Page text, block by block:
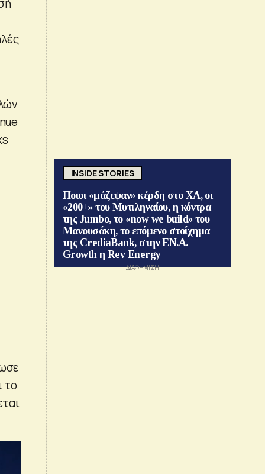
το
INSIDE STORIES
Ποιοι «μάζεψαν» κέρδη στο ΧΑ, οι
«200+» του Μυτιληναίου, η κόντρα
της Jumbo, το «now we build» του
Μανουσάκη, το επόμενο στοίχημα
της CrediaBank, στην ΕΝ.Α.
Growth η Rev Energy